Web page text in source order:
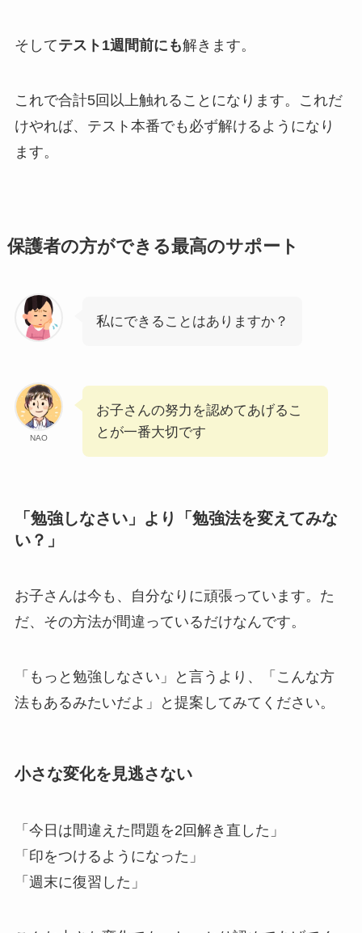
そしてテスト1週間前にも解きます。
これで合計5回以上触れることになります。これだ
けやれば、テスト本番でも必ず解けるようになり
ます。
保護者の方ができる最高のサポート
私にできることはありますか？
NAO
お子さんの努力を認めてあげるこ
とが一番大切です
「勉強しなさい」より「勉強法を変えてみな
い？」
お子さんは今も、自分なりに頑張っています。た
だ、その方法が間違っているだけなんです。
「もっと勉強しなさい」と言うより、「こんな方
法もあるみたいだよ」と提案してみてください。
小さな変化を見逃さない
「今日は間違えた問題を2回解き直した」
「印をつけるようになった」
「週末に復習した」